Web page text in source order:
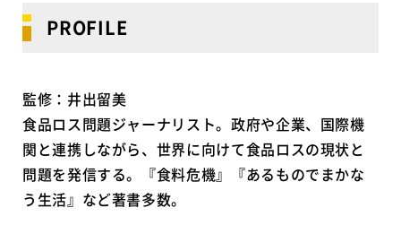
PROFILE
監修：井出留美
食品ロス問題ジャーナリスト。政府や企業、国際機
関と連携しながら、世界に向けて食品ロスの現状と
問題を発信する。『食料危機』『あるものでまかな
う生活』など著書多数。